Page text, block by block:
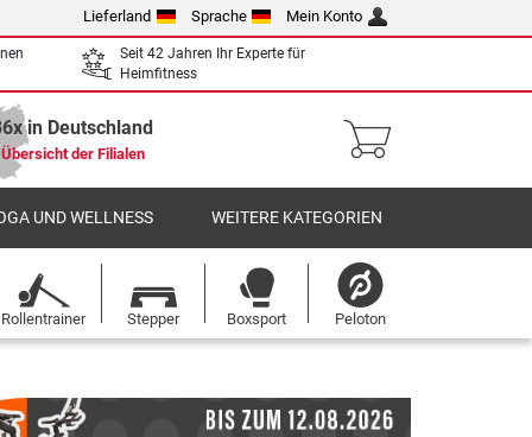
Lieferland Sprache Mein Konto
Seit 42 Jahren Ihr Experte für
Heimfitness
in Deutschland
Übersicht der Filialen
UND WELLNESS WEITERE KATEGORIEN
Rollentrainer Stepper Boxsport Peloton